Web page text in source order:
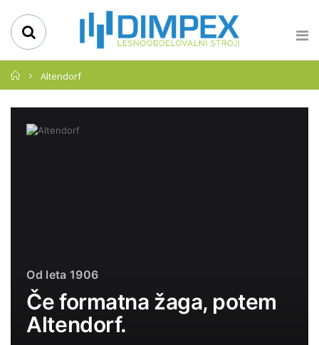
Domov
Altendorf
Od leta 1906
Če formatna žaga, potem
Altendorf.